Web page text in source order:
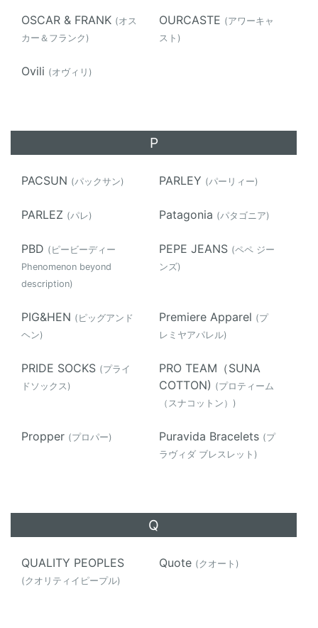
OSCAR & FRANK (オス
カー＆フランク)
OURCASTE (アワーキャ
スト)
Ovili (オヴィリ)
P
PACSUN (パックサン) PARLEY (パーリィー)
PARLEZ (パレ) Patagonia (パタゴニア)
PBD (ピービーディー
Phenomenon beyond
description)
PEPE JEANS (ペペ ジー
ンズ)
PIG&HEN (ピッグアンド
ヘン)
Premiere Apparel (プ
レミヤアパレル)
PRIDE SOCKS (プライ
ドソックス)
PRO TEAM（SUNA
COTTON) (プロティーム
（スナコットン）)
Propper (プロパー) Puravida Bracelets (プ
ラヴィダ ブレスレット)
Q
QUALITY PEOPLES
(クオリティイピープル)
Quote (クオート)